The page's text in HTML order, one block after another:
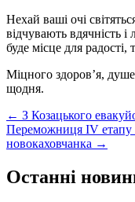
Нехай ваші очі
відчувають вдячність
буде місце для
Міцного здоров’я,
щодня.
Post
navigation
← З Козацького
Переможниця IV етапу
новокаховчанка →
Останні